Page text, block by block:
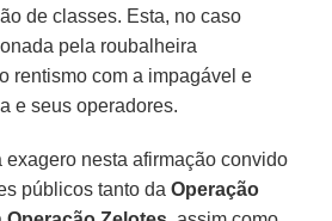
de classes. Esta, no caso
pela roubalheira
rentismo com a impagável e
e seus operadores.
exagero nesta afirmação convido
públicos tanto daOperação